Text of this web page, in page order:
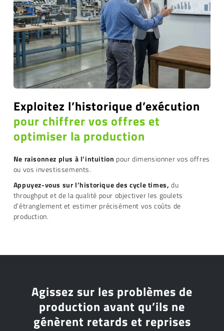
Exploitez l’historique d’exécution
pour chiffrer vos offres et
optimiser la production
Ne raisonnez plus à l’intuition pour dimensionner vos offres
ou vos investissements.
Appuyez-vous sur l’historique des cycle times,du
throughput et de la qualité pour objectiver les goulets
d’étranglement et estimer précisément vos coûts de
production.
Agissez sur les problèmes de
production avant qu’ils ne
génèrent retards et reprises